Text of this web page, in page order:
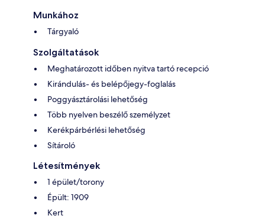
Munkához
Tárgyaló
Szolgáltatások
Meghatározott időben nyitva tartó recepció
Kirándulás- és belépőjegy-foglalás
Poggyásztárolási lehetőség
Több nyelven beszélő személyzet
Kerékpárbérlési lehetőség
Sítároló
Létesítmények
1 épület/torony
Épült: 1909
Kert